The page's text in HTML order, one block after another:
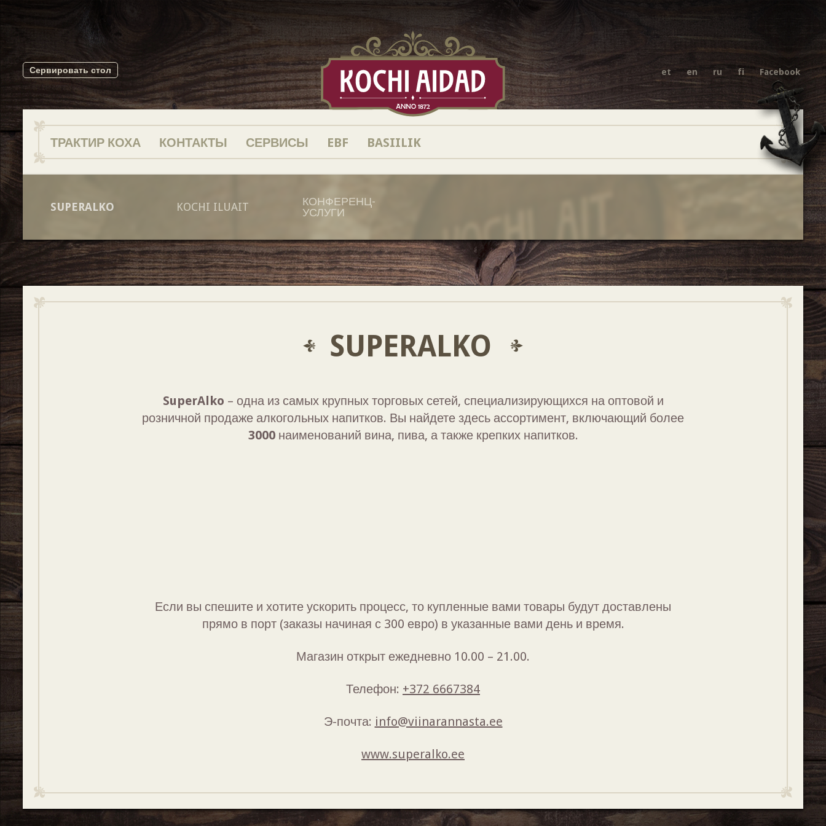
Сервировать стол et en ru fi Facebook
ТРАКТИР КОХА КОНТАКТЫ СЕРВИСЫ EBF BASIILIK
SUPERALKO KOCHI ILUAIT
КОНФЕРЕНЦ-
УСЛУГИ
SUPERALKO
SuperAlko – одна из самых крупных торговых сетей, специализирующихся на оптовой и
розничной продаже алкогольных напитков. Вы найдете здесь ассортимент, включающий более
3000наименований вина, пива, а также крепких напитков.
Если вы спешите и хотите ускорить процесс, то купленные вами товары будут доставлены
прямо в порт (заказы начиная с 300 евро) в указанные вами день и время.
Магазин открыт ежедневно 10.00 – 21.00.
Телефон: +372 6667384
Э-почта: info@viinarannasta.ee
www.superalko.ee